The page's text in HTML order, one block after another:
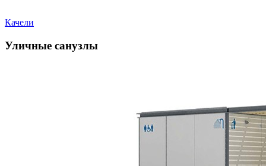
Качели
Уличные санузлы